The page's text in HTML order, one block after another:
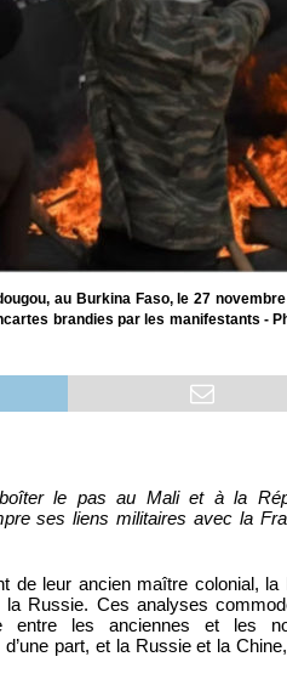
au Burkina Faso, le 27
brandies par les manifestants -
le pas au Mali et à la
ses liens militaires avec la
de leur ancien maître colonial, la
Russie. Ces analyses
entre les anciennes et les
part, et la Russie et la Chine,